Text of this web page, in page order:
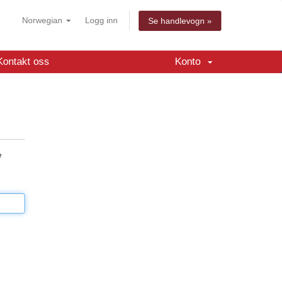
Norwegian Logg inn Se handlevogn »
oss Konto